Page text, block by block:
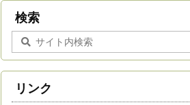
事
検索
リンク